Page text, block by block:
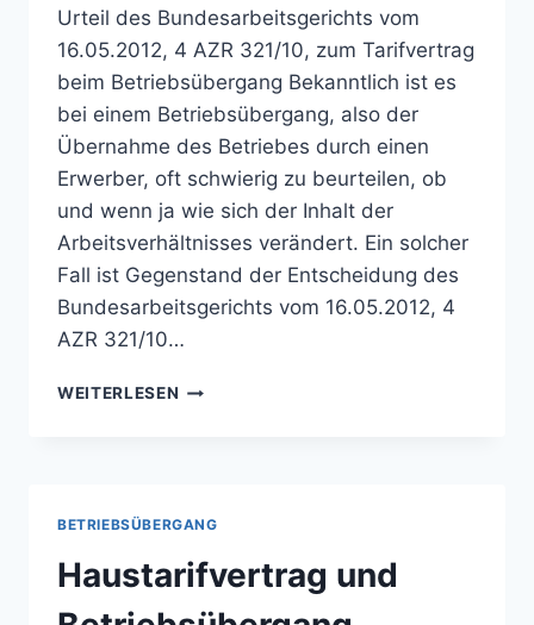
Urteil des Bundesarbeitsgerichts vom
16.05.2012, 4 AZR 321/10, zum Tarifvertrag
beim Betriebsübergang Bekanntlich ist es
bei einem Betriebsübergang, also der
Übernahme des Betriebes durch einen
Erwerber, oft schwierig zu beurteilen, ob
und wenn ja wie sich der Inhalt der
Arbeitsverhältnisses verändert. Ein solcher
Fall ist Gegenstand der Entscheidung des
Bundesarbeitsgerichts vom 16.05.2012, 4
AZR 321/10…
WEITERLESEN TARIFVERTRAG
BETRIEBSÜBERGANG
Haustarifvertrag und